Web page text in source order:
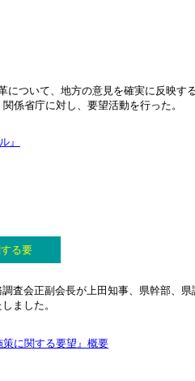
策に関する要望』概要
る要
査会正副会長が上田知事、県幹部、
ました。
について、地方の意見を確実に反映す
係省庁に対し、要望活動を行った。
』